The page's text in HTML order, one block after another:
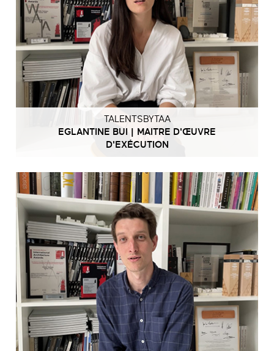
TALENTSBYTAA
EGLANTINE BUI | MAITRE D'ŒUVRE
D'EXÉCUTION